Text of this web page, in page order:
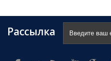
Рассылка